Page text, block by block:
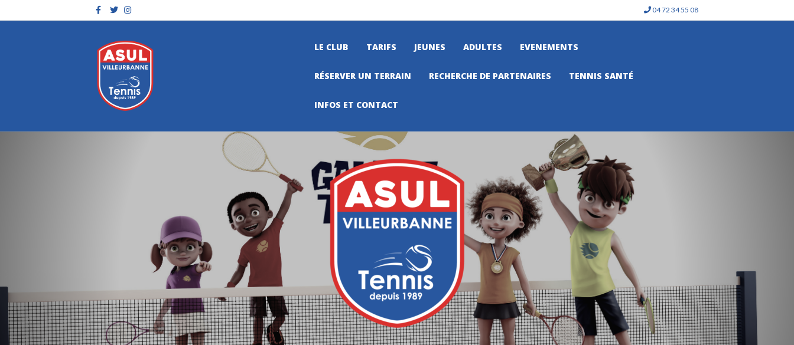
Facebook
TwitterInstagram 04 72 34 55 08
LE CLUB TARIFS JEUNES ADULTES EVENEMENTS
RÉSERVER UN TERRAIN RECHERCHE DE PARTENAIRES TENNIS SANTÉ
INFOS ET CONTACT